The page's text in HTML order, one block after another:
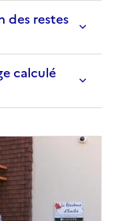
des restes
calculé